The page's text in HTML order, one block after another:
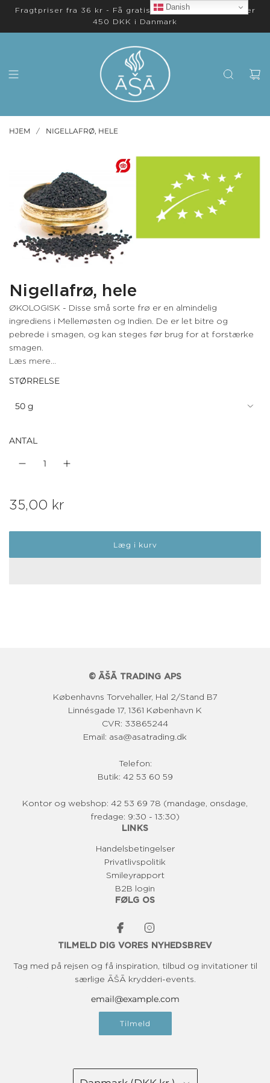
Fragtpriser fra 36 kr - Få gratis levering på ordrer over
450 DKK i Danmark
HJEM / NIGELLAFRØ, HELE
Nigellafrø, hele
ØKOLOGISK - Disse små sorte frø er en almindelig
ingrediens i Mellemøsten og Indien. De er let bitre og
pebrede i smagen, og kan steges før brug for at forstærke
smagen.
Læs mere...
STØRRELSE
50 g
ANTAL
N
35,00 kr
Læg i kurv
© ĀŠĀ TRADING APS
Københavns Torvehaller, Hal 2/Stand B7
Linnésgade 17, 1361 København K
CVR: 33865244
Email: asa@asatrading.dk
Telefon:
Butik: 42 53 60 59
Kontor og webshop: 42 53 69 78 (mandage, onsdage,
fredage: 9:30 - 13:30)
LINKS
Handelsbetingelser
Privatlivspolitik
Smileyrapport
B2B login
FØLG OS
TILMELD DIG VORES NYHEDSBREV
Tag med på rejsen og få inspiration, tilbud og invitationer til
særlige ĀŠĀ krydderi-events.
Tilmeld
Danish